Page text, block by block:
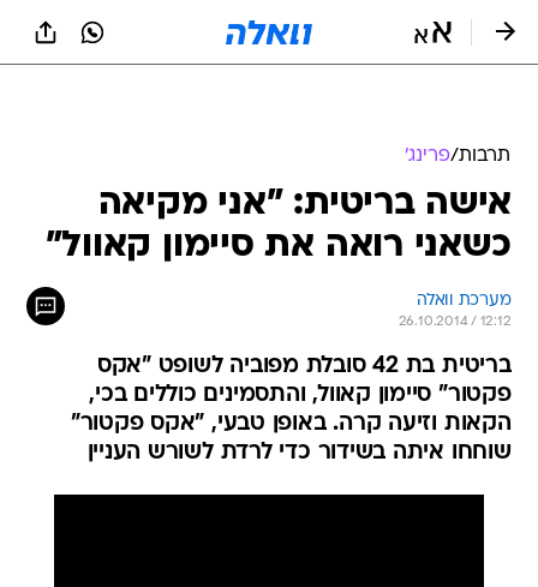
תרבות/פרינג'
אישה בריטית: "אני מקיאה
כשאני רואה את סיימון קאוול"
מערכת וואלה
26.10.2014 / 12:12
בריטית בת 42 סובלת מפוביה לשופט "אקס
פקטור" סיימון קאוול, והתסמינים כוללים בכי,
הקאות וזיעה קרה. באופן טבעי, "אקס פקטור"
שוחחו איתה בשידור כדי לרדת לשורש העניין